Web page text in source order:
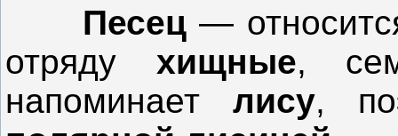
Песец—
отряду хищные,
напоминает лису,